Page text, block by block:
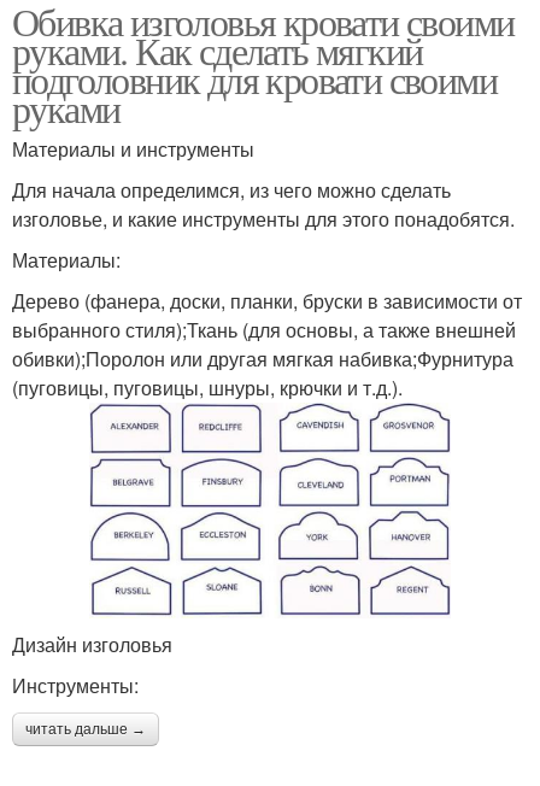
Обивка изголовья кровати своими
руками. Как сделать мягкий
подголовник для кровати своими
руками
Материалы и инструменты
Для начала определимся, из чего можно сделать
изголовье, и какие инструменты для этого понадобятся.
Материалы:
Дерево (фанера, доски, планки, бруски в зависимости от
выбранного стиля);Ткань (для основы, а также внешней
обивки);Поролон или другая мягкая набивка;Фурнитура
(пуговицы, пуговицы, шнуры, крючки и т.д.).
Дизайн изголовья
Инструменты:
читать дальше →